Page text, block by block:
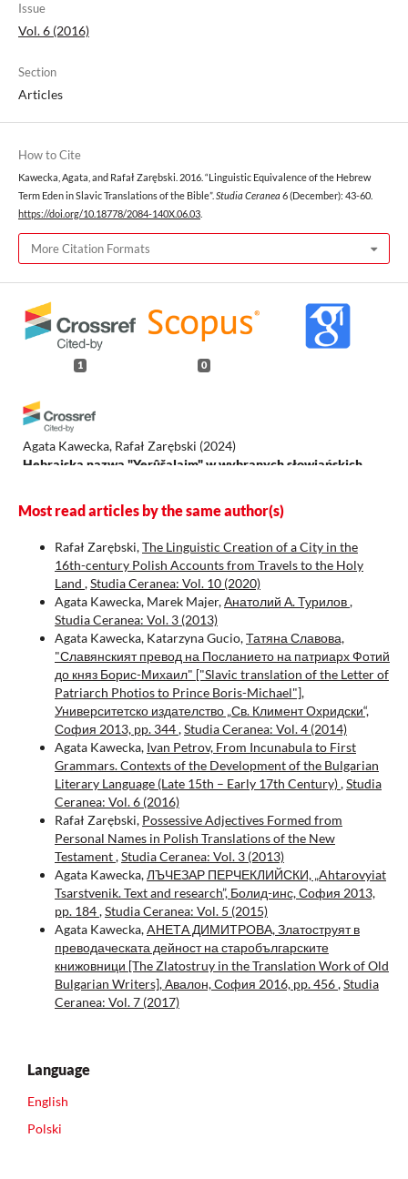
Issue
Vol. 6 (2016)
Section
Articles
How to Cite
Kawecka, Agata, and Rafał Zarębski. 2016. “Linguistic Equivalence of the Hebrew
Term Eden in Slavic Translations of the Bible”. Studia Ceranea 6 (December): 43-60.
https://doi.org/10.18778/2084-140X.06.03
More Citation Formats
1 0
Agata Kawecka, Rafał Zarębski (2024)
Hebrajska nazwa "Yerûšalaim" w wybranych słowiańskich
Most read articles by the same author(s)
Rafał Zarębski,The Linguistic Creation of a City in the
16th-century Polish Accounts from Travels to the Holy
Land ,Studia Ceranea: Vol. 10 (2020)
Agata Kawecka, Marek Majer,Анатолий А. Турилов,
Studia Ceranea: Vol. 3 (2013)
Agata Kawecka, Katarzyna Gucio,Татяна Славова,
"Славянският превод на Посланието на патриарх Фотий
до княз Борис-Михаил" ["Slavic translation of the Letter of
Patriarch Photios to Prince Boris-Michael"],
Университетско издателство „Св. Климент Охридски“,
София 2013, pp. 344,Studia Ceranea: Vol. 4 (2014)
Agata Kawecka, Ivan Petrov, From Incunabula to First
Grammars. Contexts of the Development of the Bulgarian
Literary Language (Late 15th – Early 17th Century),Studia
Ceranea: Vol. 6 (2016)
Rafał Zarębski, Possessive Adjectives Formed from
Personal Names in Polish Translations of the New
Testament,Studia Ceranea: Vol. 3 (2013)
Agata Kawecka,ЛЪЧЕЗАР ПЕРЧЕКЛИЙСКИ, „Ahtarovyiat
Tsarstvenik. Text and research”, Болид-инс, София 2013,
pp. 184,Studia Ceranea: Vol. 5 (2015)
Agata Kawecka,AНЕТА ДИМИТРОВА, Златоструят в
преводаческата дейност на старобългарските
книжовници [The Zlatostruy in the Translation Work of Old
Bulgarian Writers], Авалон, София 2016, pp. 456,Studia
Ceranea: Vol. 7 (2017)
Language
English
Polski